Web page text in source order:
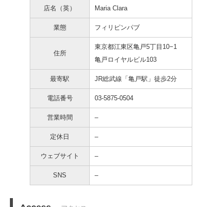
店名（英） Maria Clara
業態 フィリピンパブ
住所
東京都江東区亀戸5丁目10−1
亀戸ロイヤルビル103
最寄駅 JR総武線「亀戸駅」徒歩2分
電話番号 03-5875-0504
営業時間 –
定休日 –
ウェブサイト –
SNS –